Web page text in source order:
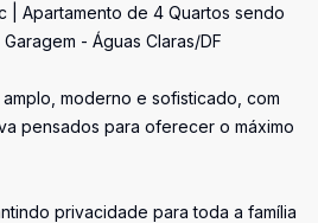
| Apartamento de 4 Quartos sendo
- Águas Claras/DF
moderno e sofisticado, com
pensados para oferecer o máximo
privacidade para toda a família